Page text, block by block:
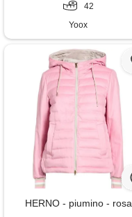
42
Yoox
HERNO - piumino - rosa